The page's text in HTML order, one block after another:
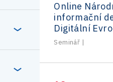
Online
informační
Digitální
Seminář |